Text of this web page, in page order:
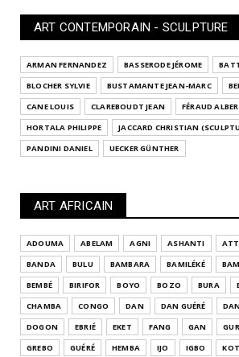
ART CONTEMPORAIN - SCULPTURE
ARMAN FERNANDEZ BASSERODE JÉROME
BLOCHER SYLVIE
BUSTAMANTE JEAN-MARC
CANE LOUIS
CLAREBOUDT JEAN
FÉRAUD
HORTALA PHILIPPE
JACCARD CHRISTIAN
PANDINI DANIEL
UECKER GÜNTHER
ART AFRICAIN
ADOUMA ABELAM AGNI ASHANTI
BANDA
BULU BAMBARA BAMILÉKÉ
BEMBÉ
BIRIFOR BOYO BOZO BURA
CHAMBA
CONGO DAN DAN GUÉRÉ
DOGON
EBRIÉ EKET FANG GAN
GREBO
GUÉRÉ HEMBA IJO IGBO